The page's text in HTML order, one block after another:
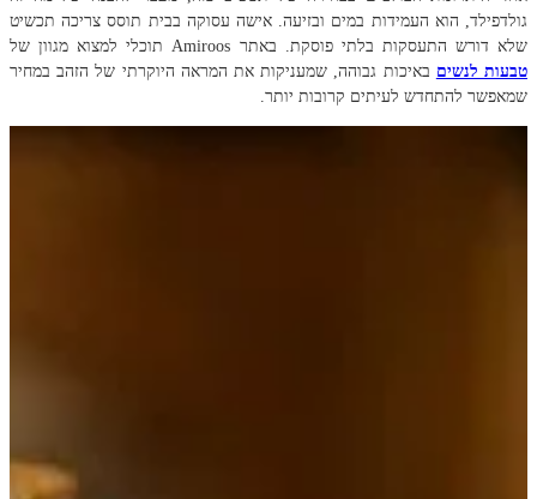
גולדפילד, הוא העמידות במים ובזיעה. אישה עסוקה בבית תוסס צריכה תכשיט
שלא דורש התעסקות בלתי פוסקת. באתר Amiroos תוכלי למצוא מגוון של
טבעות לנשים באיכות גבוהה, שמעניקות את המראה היוקרתי של הזהב במחיר
שמאפשר להתחדש לעיתים קרובות יותר.